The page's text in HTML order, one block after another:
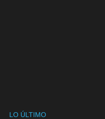
LO ÚLTIMO